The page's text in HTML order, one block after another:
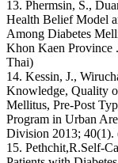
13. Phermsin, S.,
Health Belief Model
Among Diabetes
Khon Kaen Province
Thai)
14. Kessin, J.,
Knowledge, Quality
Mellitus, Pre-Post
Program in Urban
Division 2013; 40(1).
15. Pethchit,R.Self-